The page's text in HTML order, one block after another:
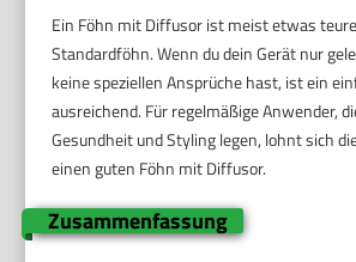
Ein Föhn mit Diffusor ist meist etwas
Standardföhn. Wenn du dein Gerät nur
keine speziellen Ansprüche hast, ist ein
ausreichend. Für regelmäßige Anwender,
Gesundheit und Styling legen, lohnt sich
einen guten Föhn mit Diffusor.
Zusammenfassung